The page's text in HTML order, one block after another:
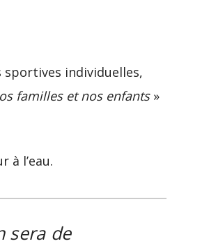
sportives individuelles,
familles et nos enfants»
à l’eau.
sera de